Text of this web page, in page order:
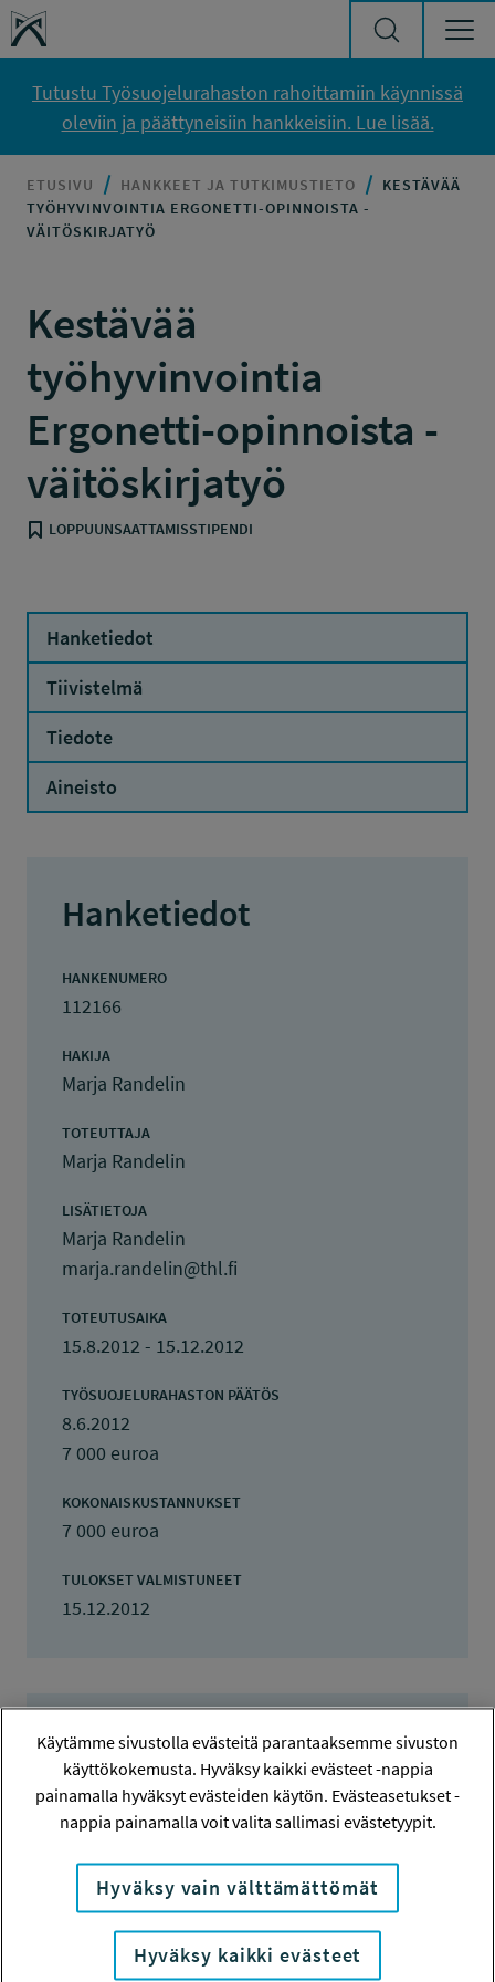
Siirry sisältöön
Työsuojelurahasto
Tutustu Työsuojelurahaston rahoittamiin käynnissä
oleviin ja päättyneisiin hankkeisiin. Lue lisää.
ETUSIVU HANKKEET JA TUTKIMUSTIETO
KESTÄVÄÄ
TYÖHYVINVOINTIA ERGONETTI-OPINNOISTA -
VÄITÖSKIRJATYÖ
Kestävää
työhyvinvointia
Ergonetti-opinnoista -
väitöskirjatyö
LOPPUUNSAATTAMISSTIPENDI
Hanketiedot
Tiivistelmä
Tiedote
Aineisto
Hanketiedot
HANKENUMERO
112166
HAKIJA
Marja Randelin
TOTEUTTAJA
Marja Randelin
LISÄTIETOJA
Marja Randelin
marja.randelin@thl.fi
TOTEUTUSAIKA
15.8.2012 - 15.12.2012
TYÖSUOJELURAHASTON PÄÄTÖS
8.6.2012
7 000 euroa
KOKONAISKUSTANNUKSET
7 000 euroa
TULOKSET VALMISTUNEET
15.12.2012
Tiivistelmä
Väitöskirjatutkimuksen tavoitteena on
kestävästä kehityksestä työhyvinvointia
edistävässä toiminnassa ja Ergonetti-
opinnoissa (ergonomian perusopinnot
Käytämme sivustolla evästeitä parantaaksemme sivuston
käyttökokemusta. Hyväksy kaikki evästeet -nappia
painamalla hyväksyt evästeiden käytön. Evästeasetukset -
nappia painamalla voit valita sallimasi evästetyypit.
Hyväksy vain välttämättömät
Hyväksy kaikki evästeet